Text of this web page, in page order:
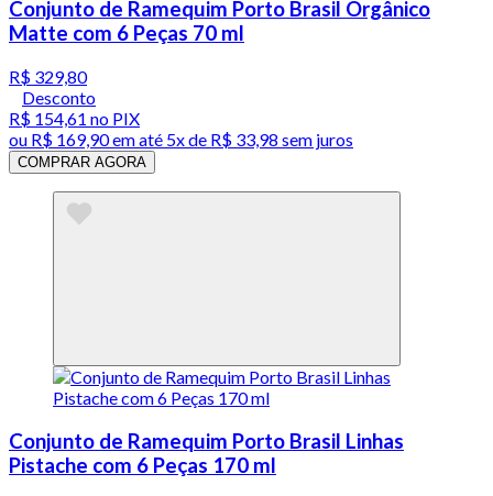
Conjunto de Ramequim Porto Brasil Orgânico
Matte com 6 Peças 70 ml
R$ 329,80
Desconto
R$ 154,61 no PIX
ou R$ 169,90em até 5x de R$ 33,98 sem juros
COMPRAR AGORA
Conjunto de Ramequim Porto Brasil Linhas
Pistache com 6 Peças 170 ml